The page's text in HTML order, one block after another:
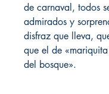
de carnaval, todos
admirados y
disfraz que lleva,
que el de
del bosque».